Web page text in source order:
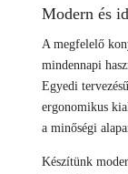
Modern és
A megfelelő
mindennapi
Egyedi
ergonomikus
a minőségi
Készítünk